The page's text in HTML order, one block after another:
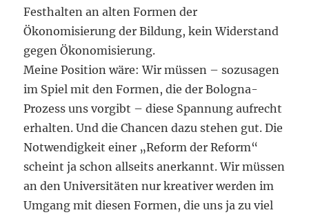
Festhalten an alten Formen der
Ökonomisierung der Bildung, kein Widerstand
gegen Ökonomisierung.
Meine Position wäre: Wir müssen – sozusagen
im Spiel mit den Formen, die der Bologna-
Prozess uns vorgibt – diese Spannung aufrecht
erhalten. Und die Chancen dazu stehen gut. Die
Notwendigkeit einer „Reform der Reform“
scheint ja schon allseits anerkannt. Wir müssen
an den Universitäten nur kreativer werden im
Umgang mit diesen Formen, die uns ja zu viel